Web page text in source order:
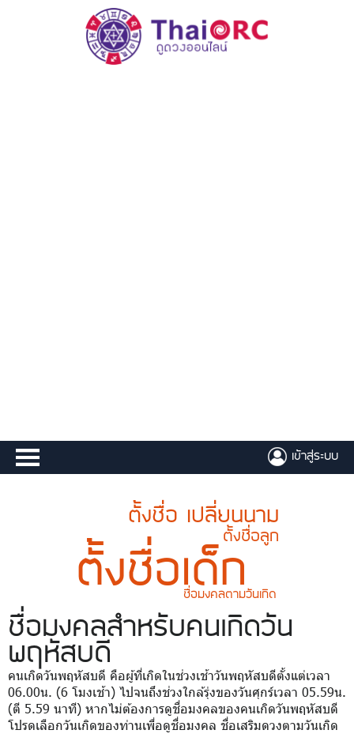
เข้าสู่ระบบ
ตั้งชื่อ เปลี่ยนนาม
ตั้งชื่อลูก
ตั้งชื่อเด็ก
ชื่อมงคลตามวันเกิด
ชื่อมงคลสำหรับคนเกิดวัน
พฤหัสบดี
คนเกิดวันพฤหัสบดี คือผู้ที่เกิดในช่วงเช้าวันพฤหัสบดีตั้งแต่เวลา
06.00น. (6 โมงเช้า) ไปจนถึงช่วงใกล้รุ่งของวันศุกร์เวลา 05.59น.
(ตี 5.59 นาที) หากไม่ต้องการดูชื่อมงคลของคนเกิดวันพฤหัสบดี
โปรดเลือกวันเกิดของท่านเพื่อดูชื่อมงคล ชื่อเสริมดวงตามวันเกิด